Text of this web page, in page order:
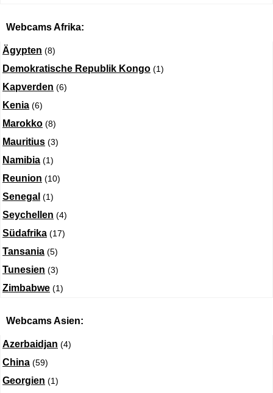
Webcams Afrika:
Ägypten (8)
Demokratische Republik Kongo (1)
Kapverden (6)
Kenia (6)
Marokko (8)
Mauritius (3)
Namibia (1)
Reunion (10)
Senegal (1)
Seychellen (4)
Südafrika (17)
Tansania (5)
Tunesien (3)
Zimbabwe (1)
Webcams Asien:
Azerbaidjan (4)
China (59)
Georgien (1)